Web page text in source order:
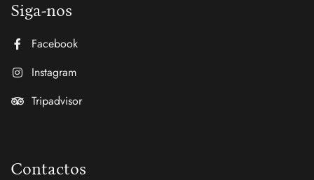
Siga-nos
Facebook
Instagram
Tripadvisor
Contactos